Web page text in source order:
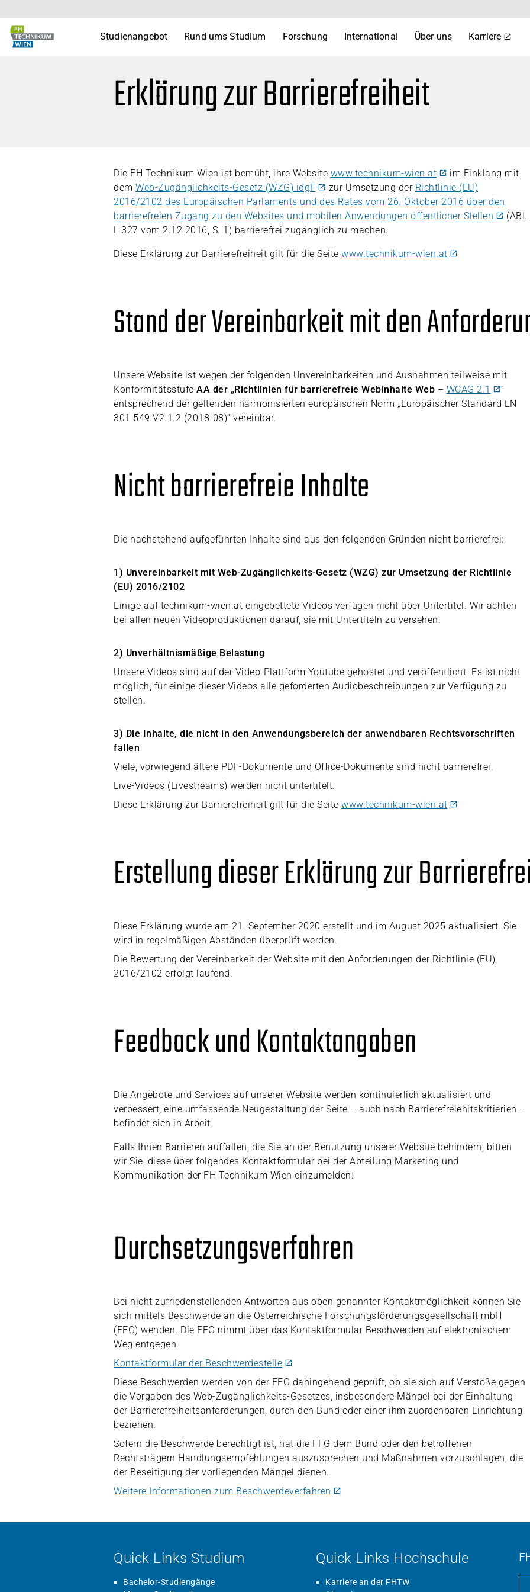
Studienangebot Rund ums Studium Forschung International Über uns Karriere
Erklärung zur Barrierefreiheit
Die FH Technikum Wien ist bemüht, ihre Website www.technikum-wien.at
im Einklang mit
dem Web-Zugänglichkeits-Gesetz (WZG) idgF zur Umsetzung der Richtlinie (EU)
2016/2102 des Europäischen Parlaments und des Rates vom 26. Oktober 2016 über den
barrierefreien Zugang zu den Websites und mobilen Anwendungen öffentlicher Stellen
(ABl.
L 327 vom 2.12.2016, S. 1) barrierefrei zugänglich zu machen.
Diese Erklärung zur Barrierefreiheit gilt für die Seite www.technikum-wien.at
Stand der Vereinbarkeit mit den
Unsere Website ist wegen der folgenden Unvereinbarkeiten und Ausnahmen teilweise mit
Konformitätsstufe AA der „Richtlinien für barrierefreie Webinhalte Web – WCAG 2.1
“
entsprechend der geltenden harmonisierten europäischen Norm „Europäischer Standard EN
301 549 V2.1.2 (2018-08)“ vereinbar.
Nicht barrierefreie Inhalte
Die nachstehend aufgeführten Inhalte sind aus den folgenden Gründen nicht barrierefrei:
1) Unvereinbarkeit mit Web-Zugänglichkeits-Gesetz (WZG) zur Umsetzung der Richtlinie
(EU) 2016/2102
Einige auf technikum-wien.at eingebettete Videos verfügen nicht über Untertitel. Wir achten
bei allen neuen Videoproduktionen darauf, sie mit Untertiteln zu versehen.
2) Unverhältnismäßige Belastung
Unsere Videos sind auf der Video-Plattform Youtube gehostet und veröffentlicht. Es ist nicht
möglich, für einige dieser Videos alle geforderten Audiobeschreibungen zur Verfügung zu
stellen.
3) Die Inhalte, die nicht in den Anwendungsbereich der anwendbaren Rechtsvorschriften
fallen
Viele, vorwiegend ältere PDF-Dokumente und Office-Dokumente sind nicht barrierefrei.
Live-Videos (Livestreams) werden nicht untertitelt.
Diese Erklärung zur Barrierefreiheit gilt für die Seite www.technikum-wien.at
Erstellung dieser Erklärung zur
Diese Erklärung wurde am 21. September 2020 erstellt und im August 2025 aktualisiert. Sie
wird in regelmäßigen Abständen überprüft werden.
Die Bewertung der Vereinbarkeit der Website mit den Anforderungen der Richtlinie (EU)
2016/2102 erfolgt laufend.
Feedback und Kontaktangaben
Die Angebote und Services auf unserer Website werden kontinuierlich aktualisiert und
verbessert, eine umfassende Neugestaltung der Seite – auch nach Barrierefreiehitskritierien –
befindet sich in Arbeit.
Falls Ihnen Barrieren auffallen, die Sie an der Benutzung unserer Website behindern, bitten
wir Sie, diese über folgendes Kontaktformular bei der Abteilung Marketing und
Kommunikation der FH Technikum Wien einzumelden:
Durchsetzungsverfahren
Bei nicht zufriedenstellenden Antworten aus oben genannter Kontaktmöglichkeit können Sie
sich mittels Beschwerde an die Österreichische Forschungsförderungsgesellschaft mbH
(FFG) wenden. Die FFG nimmt über das Kontaktformular Beschwerden auf elektronischem
Weg entgegen.
Kontaktformular der Beschwerdestelle
Diese Beschwerden werden von der FFG dahingehend geprüft, ob sie sich auf Verstöße gegen
die Vorgaben des Web-Zugänglichkeits-Gesetzes, insbesondere Mängel bei der Einhaltung
der Barrierefreiheitsanforderungen, durch den Bund oder einer ihm zuordenbaren Einrichtung
beziehen.
Sofern die Beschwerde berechtigt ist, hat die FFG dem Bund oder den betroffenen
Rechtsträgern Handlungsempfehlungen auszusprechen und Maßnahmen vorzuschlagen, die
der Beseitigung der vorliegenden Mängel dienen.
Weitere Informationen zum Beschwerdeverfahren
Quick Links Studium
Bachelor-Studiengänge
Quick Links Hochschule
Karriere an der FHTW